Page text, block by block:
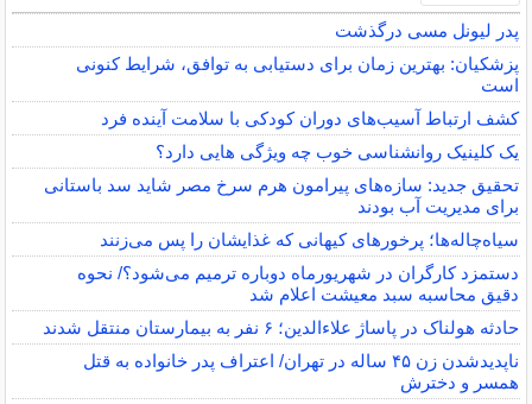
پدر لیونل مسی درگذشت
پزشکیان: بهترین زمان برای دستیابی به توافق، شرایط کنونی
است
کشف ارتباط آسیب‌های دوران کودکی با سلامت آینده فرد
یک کلینیک روانشناسی خوب چه ویژگی هایی دارد؟
تحقیق جدید: سازه‌های پیرامون هرم سرخ مصر شاید سد باستانی
برای مدیریت آب بودند
سیاه‌چاله‌ها؛ پرخورهای کیهانی که غذایشان را پس می‌زنند
دستمزد کارگران در شهریورماه دوباره ترمیم می‌شود؟/ نحوه
دقیق محاسبه سبد معیشت اعلام شد
حادثه هولناک در پاساژ علاءالدین؛ ۶ نفر به بیمارستان منتقل شدند
ناپدیدشدن زن ۴۵ ساله در تهران/ اعتراف پدر خانواده به قتل
همسر و دخترش